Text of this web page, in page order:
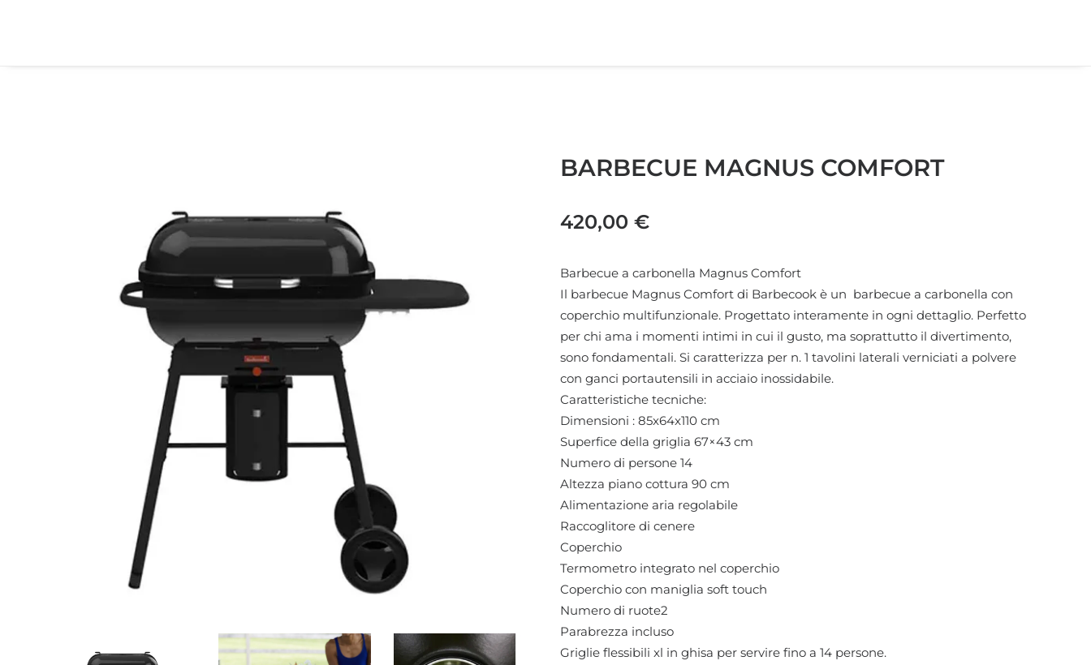
BARBECUE MAGNUS COMFORT
420,00 €
Barbecue a carbonella Magnus Comfort
Il barbecue Magnus Comfort di Barbecook è un barbecue a carbonella con
coperchio multifunzionale. Progettato interamente in ogni dettaglio. Perfetto
per chi ama i momenti intimi in cui il gusto, ma soprattutto il divertimento,
sono fondamentali. Si caratterizza per n. 1 tavolini laterali verniciati a polvere
con ganci portautensili in acciaio inossidabile.
Caratteristiche tecniche:
Dimensioni : 85x64x110 cm
Superfice della griglia 67×43 cm
Numero di persone 14
Altezza piano cottura 90 cm
Alimentazione aria regolabile
Raccoglitore di cenere
Coperchio
Termometro integrato nel coperchio
Coperchio con maniglia soft touch
Numero di ruote2
Parabrezza incluso
Griglie flessibili xl in ghisa per servire fino a 14 persone.